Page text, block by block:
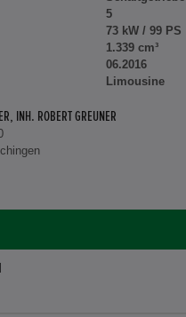
5
73 kW / 99 PS
1.339 cm³
06.2016
Limousine
INH. ROBERT GREUNER